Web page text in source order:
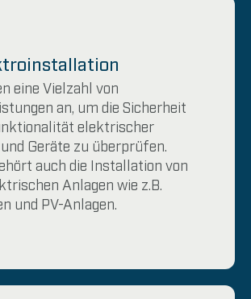
eine Vielzahl von
an, um die Sicherheit
elektrischer
Geräte zu überprüfen.
auch die Installation von
Anlagen wie z.B.
und PV-Anlagen.